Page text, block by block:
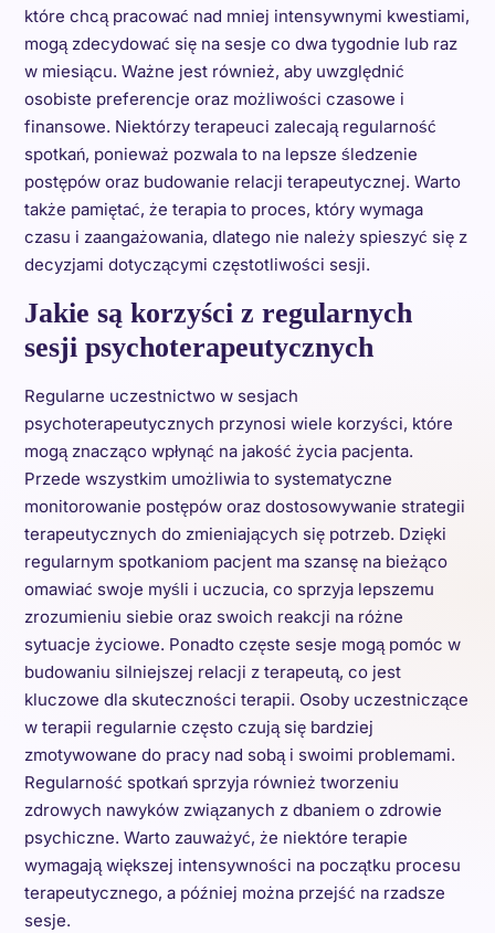
które chcą pracować nad mniej intensywnymi kwestiami,
mogą zdecydować się na sesje co dwa tygodnie lub raz
w miesiącu. Ważne jest również, aby uwzględnić
osobiste preferencje oraz możliwości czasowe i
finansowe. Niektórzy terapeuci zalecają regularność
spotkań, ponieważ pozwala to na lepsze śledzenie
postępów oraz budowanie relacji terapeutycznej. Warto
także pamiętać, że terapia to proces, który wymaga
czasu i zaangażowania, dlatego nie należy spieszyć się z
decyzjami dotyczącymi częstotliwości sesji.
Jakie są korzyści z regularnych
sesji psychoterapeutycznych
Regularne uczestnictwo w sesjach
psychoterapeutycznych przynosi wiele korzyści, które
mogą znacząco wpłynąć na jakość życia pacjenta.
Przede wszystkim umożliwia to systematyczne
monitorowanie postępów oraz dostosowywanie strategii
terapeutycznych do zmieniających się potrzeb. Dzięki
regularnym spotkaniom pacjent ma szansę na bieżąco
omawiać swoje myśli i uczucia, co sprzyja lepszemu
zrozumieniu siebie oraz swoich reakcji na różne
sytuacje życiowe. Ponadto częste sesje mogą pomóc w
budowaniu silniejszej relacji z terapeutą, co jest
kluczowe dla skuteczności terapii. Osoby uczestniczące
w terapii regularnie często czują się bardziej
zmotywowane do pracy nad sobą i swoimi problemami.
Regularność spotkań sprzyja również tworzeniu
zdrowych nawyków związanych z dbaniem o zdrowie
psychiczne. Warto zauważyć, że niektóre terapie
wymagają większej intensywności na początku procesu
terapeutycznego, a później można przejść na rzadsze
sesje.